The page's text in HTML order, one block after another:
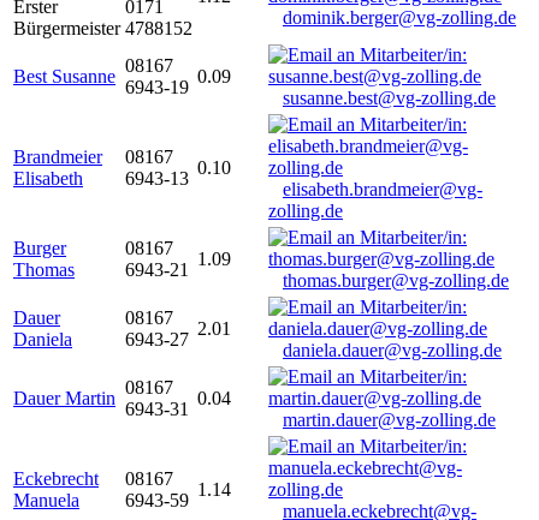
Erster
Bürgermeister
0171
4788152
dominik.berger@vg-zolling.de
Best Susanne
08167
6943-19
0.09
susanne.best@vg-zolling.de
Brandmeier
Elisabeth
08167
6943-13
0.10
elisabeth.brandmeier@vg-
zolling.de
Burger
Thomas
08167
6943-21
1.09
thomas.burger@vg-zolling.de
Dauer
Daniela
08167
6943-27
2.01
daniela.dauer@vg-zolling.de
Dauer Martin
08167
6943-31
0.04
martin.dauer@vg-zolling.de
Eckebrecht
Manuela
08167
6943-59
1.14
manuela.eckebrecht@vg-